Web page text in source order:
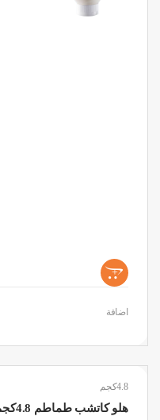
+
اضافة
4.8كجم
هلو كاتشب طماطم 4.8كجم